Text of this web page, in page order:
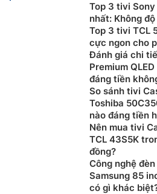
Top 3 tivi
nhất: Không
Top 3 tivi TCL
cực ngon cho
Đánh giá chi
Premium
đáng tiền
So sánh tivi
Toshiba
nào đáng tiền
Nên mua tivi
TCL 43S5K
đồng?
Công nghệ
Samsung 85
có gì khác